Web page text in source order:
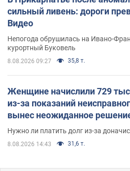
сильный ливень: дороги
Видео
Непогода обрушилась на Ивано-
курортный Буковель
8.08.2026 09:27 35,8 т.
Женщине начислили 729
из-за показаний
вынес неожиданное
Нужно ли платить долг из-за
8.08.2026 14:43 31,6 т.